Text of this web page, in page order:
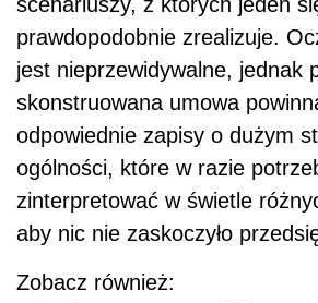
prawdopodobnie zrealizuje.
jest nieprzewidywalne, jednak
skonstruowana umowa
odpowiednie zapisy o dużym
ogólności, które w razie
zinterpretować w świetle
aby nic nie zaskoczyło
Zobacz również: